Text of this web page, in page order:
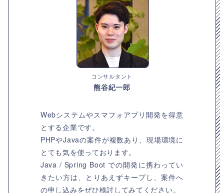
コンサルタント
熊谷紀一郎
Webシステムやスマフォアプリ開発を得意
とする企業です。
PHPやJavaの案件が複数あり、現場環境に
とても気を使っております。
Java / Spring Boot での開発に携わってい
きたい方は、とりあえずキープし、案件へ
の申し込みをぜひ検討してみてください。